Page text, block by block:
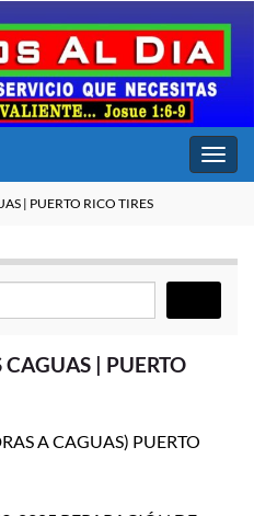
la
| PUERTO RICO TIRES
| PUERTO
A CAGUAS) PUERTO